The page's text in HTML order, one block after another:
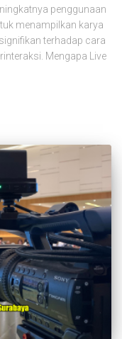
penggunaan
menampilkan karya
terhadap cara
Mengapa Live